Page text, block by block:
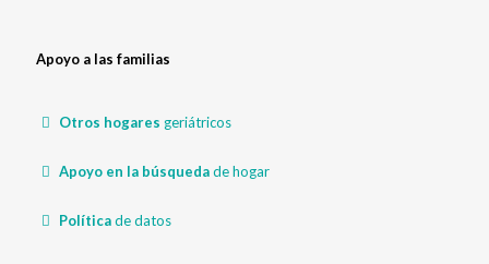
Apoyo a las familias
Otros hogares geriátricos
Apoyo en la búsquedade hogar
Políticade datos